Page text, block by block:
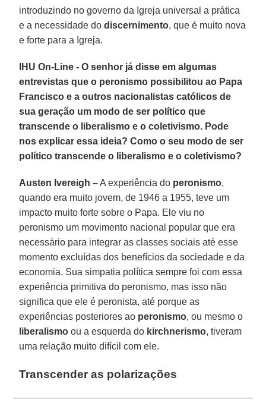
introduzindo no governo da Igreja universal a prática
e a necessidade dodiscernimento, que é muito nova
e forte para a Igreja.
IHU On-Line - O senhor já disse em algumas
entrevistas que o peronismo possibilitou ao Papa
Francisco e a outros nacionalistas católicos de
sua geração um modo de ser político que
transcende o liberalismo e o coletivismo. Pode
nos explicar essa ideia? Como o seu modo de ser
político transcende o liberalismo e o coletivismo?
Austen Ivereigh –A experiência do peronismo,
quando era muito jovem, de 1946 a 1955, teve um
impacto muito forte sobre o Papa. Ele viu no
peronismo um movimento nacional popular que era
necessário para integrar as classes sociais até esse
momento excluídas dos benefícios da sociedade e da
economia. Sua simpatia política sempre foi com essa
experiência primitiva do peronismo, mas isso não
significa que ele é peronista, até porque as
experiências posteriores ao peronismo, ou mesmo o
liberalismo ou a esquerda do kirchnerismo, tiveram
uma relação muito difícil com ele.
Transcender as polarizações